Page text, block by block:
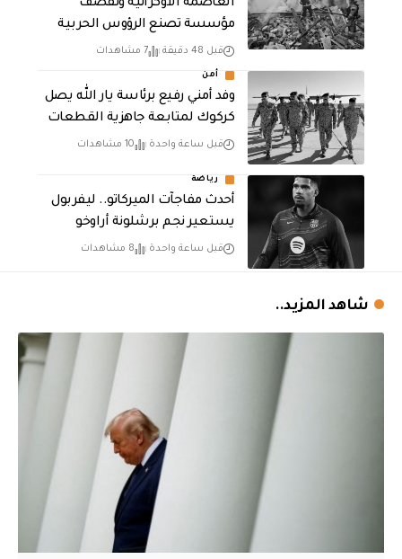
العاصمة الأوكرانية وتقصف
مؤسسة تصنع الرؤوس الحربية
قبل 48 دقيقة 7 مشاهدات
أمن
وفد أمني رفيع برئاسة يار الله يصل
كركوك لمتابعة جاهزية القطعات
قبل ساعة واحدة 10 مشاهدات
رياضة
أحدث مفاجآت الميركاتو.. ليفربول
يستعير نجم برشلونة أراوخو
قبل ساعة واحدة 8 مشاهدات
شاهد المزيد..